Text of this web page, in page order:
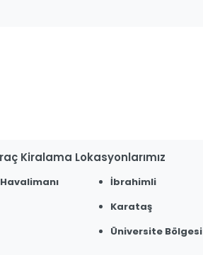
Kiralama Lokasyonlarımız
İbrahimli
Karataş
Üniversite Bölgesi